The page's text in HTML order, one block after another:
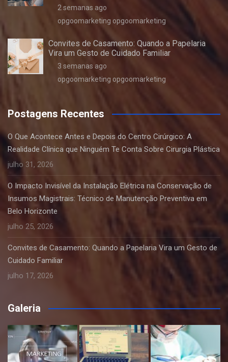
2 semanas ago
opgoomarketing opgoomarketing
Convites de Casamento: Quando a Papelaria
Vira um Gesto de Cuidado Familiar
3 semanas ago
opgoomarketing opgoomarketing
Postagens Recentes
O Que Acontece Antes e Depois do Centro Cirúrgico: A
Realidade Clínica que Ninguém Te Conta Sobre Cirurgia Plástica
julho 31, 2026
O Impacto Invisível da Instalação Elétrica na Conservação de
Insumos Magistrais: Técnico de Manutenção Preventiva em
Belo Horizonte
julho 25, 2026
Convites de Casamento: Quando a Papelaria Vira um Gesto de
Cuidado Familiar
julho 17, 2026
Galeria